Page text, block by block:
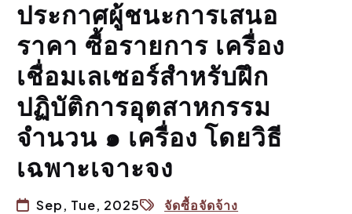
ประกาศผู้ชนะการเสนอ
ราคา ซื้อรายการ เครื่อง
เชื่อมเลเซอร์สำหรับฝึก
ปฏิบัติการอุตสาหกรรม
จำนวน ๑ เครื่อง โดยวิธี
เฉพาะเจาะจง
Sep, Tue, 2025 จัดซื้อจัดจ้าง